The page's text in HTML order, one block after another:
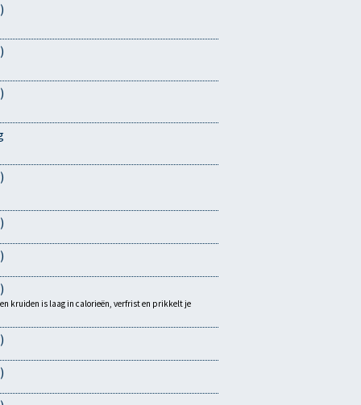
kruiden is laag in calorieën, verfrist en prikkelt je